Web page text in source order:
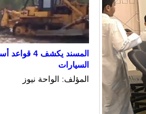
المسند
السيارات
المؤلف: الواحة نيوز